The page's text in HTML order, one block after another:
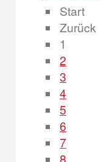
Start
Zurück
1
2
3
4
5
6
7